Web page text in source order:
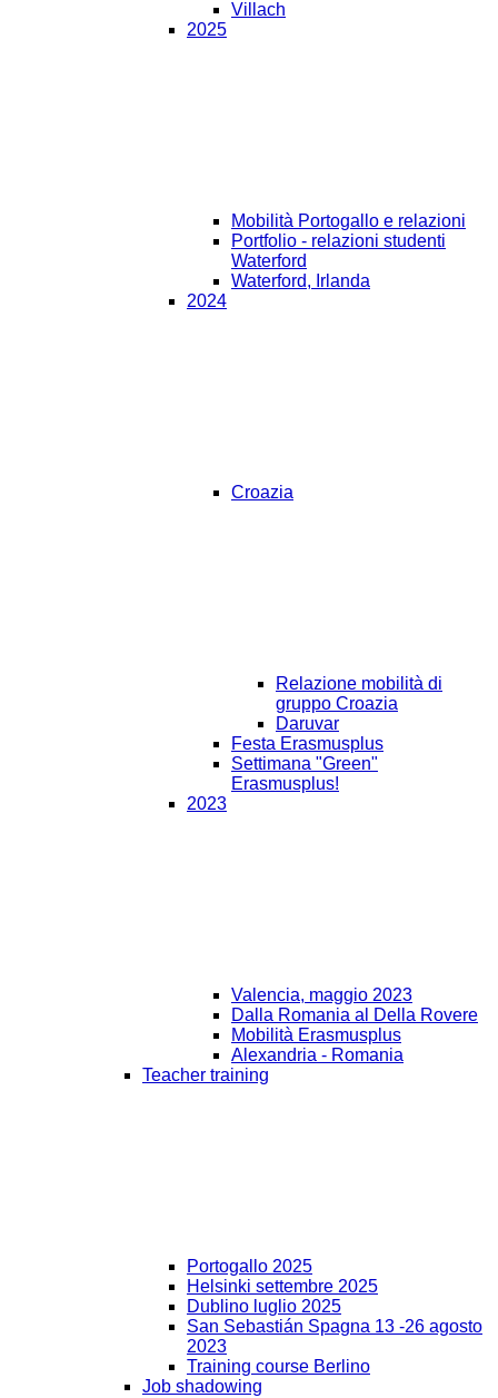
Villach
2025
Mobilità Portogallo e relazioni
Portfolio - relazioni studenti
Waterford
Waterford, Irlanda
2024
Croazia
Relazione mobilità di
gruppo Croazia
Daruvar
Festa Erasmusplus
Settimana "Green"
Erasmusplus!
2023
Valencia, maggio 2023
Dalla Romania al Della Rovere
Mobilità Erasmusplus
Alexandria - Romania
Teacher training
Portogallo 2025
Helsinki settembre 2025
Dublino luglio 2025
San Sebastián Spagna 13 -26 agosto
2023
Training course Berlino
Job shadowing